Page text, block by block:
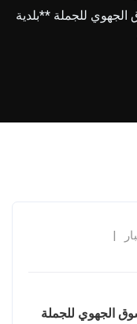
الجهوي للجملة **بلدية
الجهوي للجملة